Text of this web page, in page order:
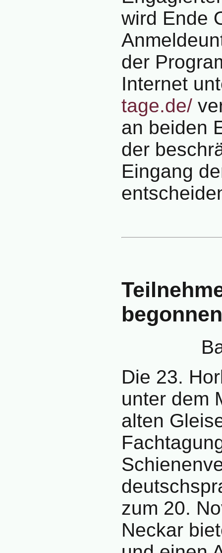
wird Ende
der
Internet
tage.de/
an beiden
der
Eingang
begonnen
Die 23.
unter dem
alten
zum 20.
Neckar